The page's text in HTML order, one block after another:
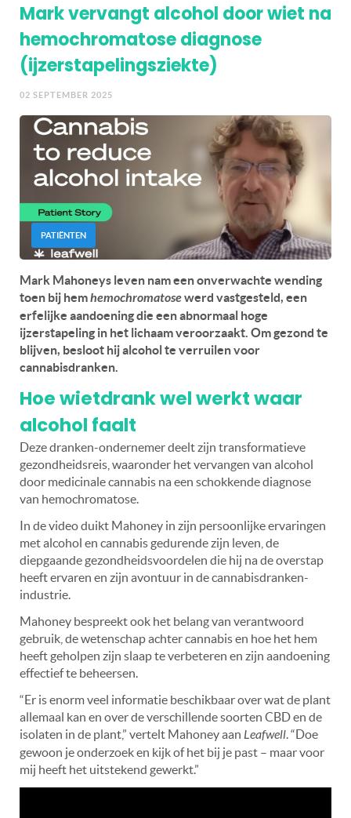
Mark vervangt alcohol door wiet na
hemochromatose diagnose
(ijzerstapelingsziekte)
02 SEPTEMBER 2025
PATIËNTEN
Mark Mahoneys leven nam een ​​onverwachte wending
toen bij hemhemochromatosewerd vastgesteld, een
erfelijke aandoening die een abnormaal hoge
ijzerstapeling in het lichaam veroorzaakt. Om gezond te
blijven, besloot hij alcohol te verruilen voor
cannabisdranken.
Hoe wietdrank wel werkt waar
alcohol faalt
Deze dranken-ondernemer deelt zijn transformatieve
gezondheidsreis, waaronder het vervangen van alcohol
door medicinale cannabis na een schokkende diagnose
van hemochromatose.
In de video duikt Mahoney in zijn persoonlijke ervaringen
met alcohol en cannabis gedurende zijn leven, de
diepgaande gezondheidsvoordelen die hij na de overstap
heeft ervaren en zijn avontuur in de cannabisdranken-
industrie.
Mahoney bespreekt ook het belang van verantwoord
gebruik, de wetenschap achter cannabis en hoe het hem
heeft geholpen zijn slaap te verbeteren en zijn aandoening
effectief te beheersen.
“Er is enorm veel informatie beschikbaar over wat de plant
allemaal kan en over de verschillende soorten CBD en de
isolaten in de plant,” vertelt Mahoney aan Leafwell. “Doe
gewoon je onderzoek en kijk of het bij je past – maar voor
mij heeft het uitstekend gewerkt.”